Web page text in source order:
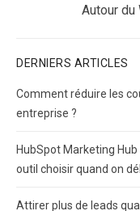
Next
Autour
DERNIERS ARTICLES
Comment réduire les
entreprise ?
HubSpot Marketing
outil choisir quand on
Attirer plus de leads